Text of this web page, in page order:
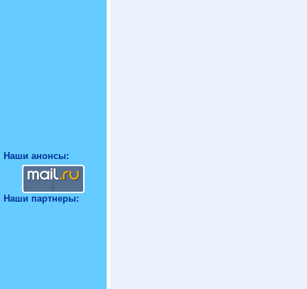
Наши анонсы:
Наши партнеры: